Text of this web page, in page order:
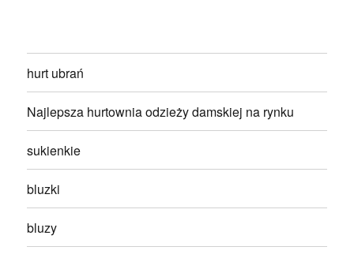
hurt ubrań
Najlepsza hurtownia odzieży damskiej na rynku
sukienkie
bluzki
bluzy